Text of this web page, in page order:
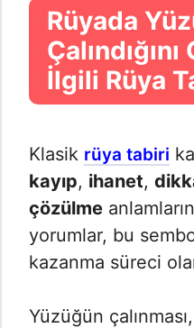
Rüyada
İlgili Rüya
Klasik rüya tabiri
kayıp, ihanet,
çözülme
yorumlar, bu
kazanma süreci
Yüzüğün